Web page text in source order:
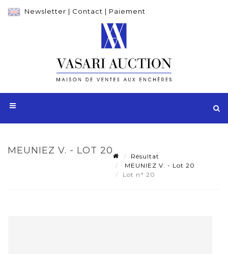
Newsletter | Contact | Paiement
MEUNIEZ V. - LOT 20
Résultat
MEUNIEZ V. - Lot 20
Lot n° 20